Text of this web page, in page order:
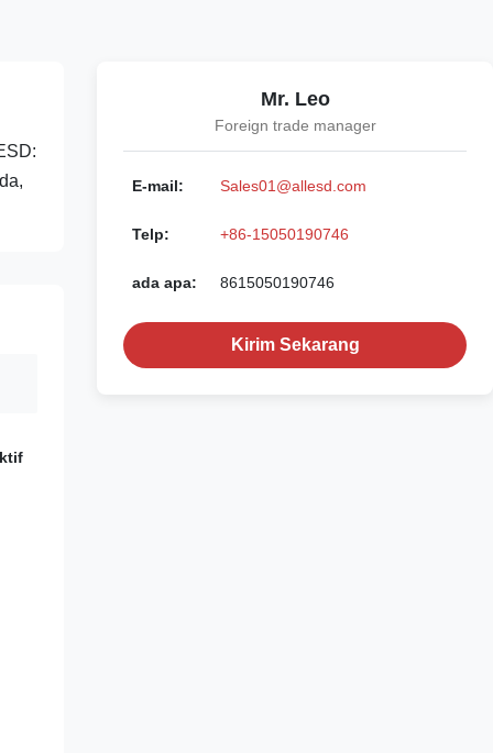
Mr. Leo
Foreign trade manager
E-mail: Sales01@allesd.com
Telp: +86-15050190746
ada apa: 8615050190746
Kirim Sekarang